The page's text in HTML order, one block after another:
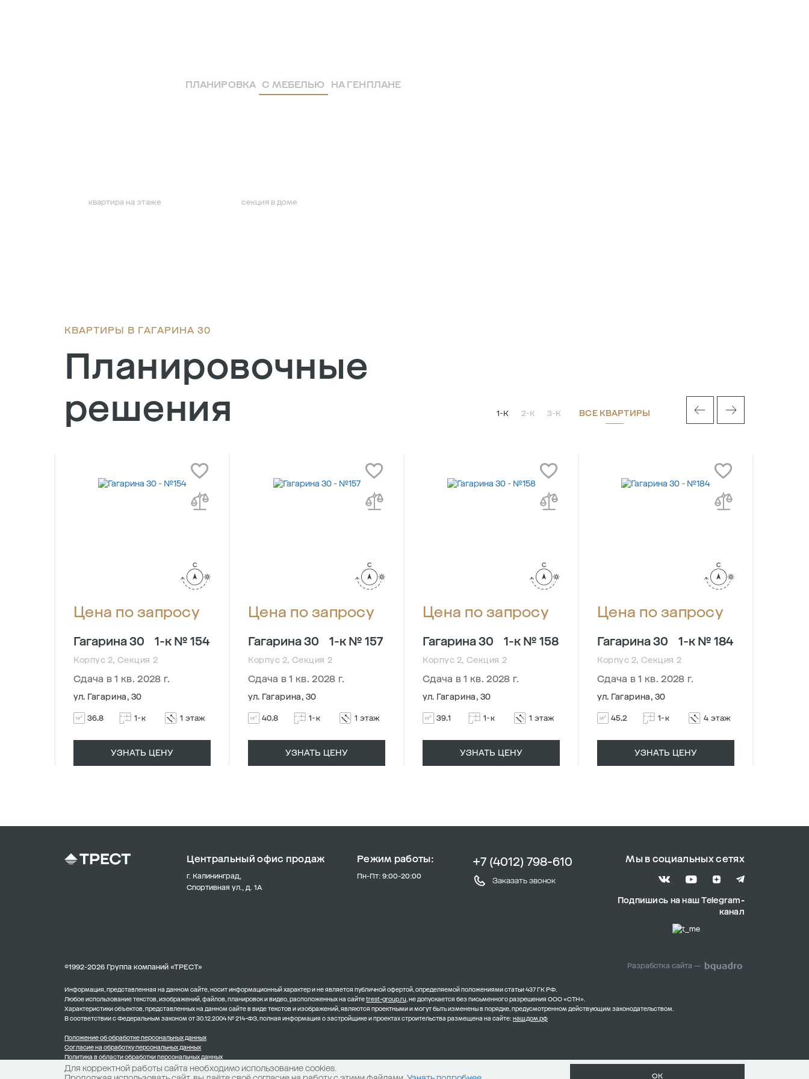
С МЕБЕЛЬЮ
ПЛАНИРОВКА НА ГЕНПЛАНЕ
квартира на этаже секция в доме
КВАРТИРЫ В ГАГАРИНА 30
Планировочные
решения
1-К 2-К 3-К ВСЕ КВАРТИРЫ
Цена по запросу
Гагарина 30 1-к № 154
Корпус 2, Секция 2
Сдача в 1 кв. 2028 г.
ул. Гагарина, 30
36.8 1-к 1 этаж
УЗНАТЬ ЦЕНУ
Цена по запросу
Гагарина 30 1-к № 157
Корпус 2, Секция 2
Сдача в 1 кв. 2028 г.
ул. Гагарина, 30
40.8 1-к 1 этаж
УЗНАТЬ ЦЕНУ
Цена по запросу
Гагарина 30 1-к № 158
Корпус 2, Секция 2
Сдача в 1 кв. 2028 г.
ул. Гагарина, 30
39.1 1-к 1 этаж
УЗНАТЬ ЦЕНУ
Цена по запросу
Гагарина 30 1-к № 184
Корпус 2, Секция 2
Сдача в 1 кв. 2028 г.
ул. Гагарина, 30
45.2 1-к 4 этаж
УЗНАТЬ ЦЕНУ
Центральный офис продаж
г. Калининград,
Спортивная ул., д. 1А
Режим работы:
Пн-Пт: 9:00-20:00
+7 (4012) 798-610
Заказать звонок
Мы в социальных сетях
Подпишись на наш Telegram-
канал
©1992-2026 Группа компаний «ТРЕСТ» Разработка сайта —
Информация, представленная на данном сайте, носит информационный характер и не является публичной офертой, определяемой положениями статьи 437 ГК РФ.
Любое использование текстов, изображений, файлов, планировок и видео, расположенных на сайтеtrest-group.ru, не допускается без письменного разрешения ООО «СТН».
Характеристики объектов, представленных на данном сайте в виде текстов и изображений, являются проектными и могут быть изменены в порядке, предусмотренном действующим законодательством.
В соответствии с Федеральным законом от 30.12.2004 № 214-ФЗ, полная информация о застройщике и проектах строительства размещена на сайте: наш.дом.рф
Положение об обработке персональных данных
Согласие на обработку персональных данных
Политика в области обработки персональных данных
Для корректной работы сайта необходимо использование cookies.
ОК